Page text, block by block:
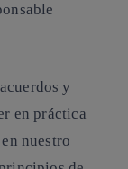
y
en práctica
nuestro